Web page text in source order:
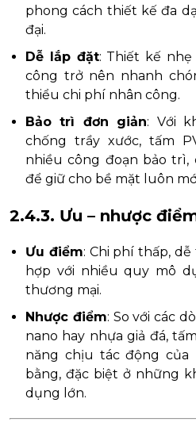
phong cách thiết kế đa
đại.
Dễ lắp đặt: Thiết kế
công trở nên nhanh
thiểu chi phí nhân công.
Bảo trì đơn giản: Với
chống trầy xước, tấm
nhiều công đoạn bảo trì,
để giữ cho bề mặt luôn
2.4.3. Ưu – nhược
Ưu điểm: Chi phí thấp,
hợp với nhiều quy mô
thương mại.
Nhược điểm: So với các
nano hay nhựa giả đá,
năng chịu tác động của
bằng, đặc biệt ở những
dụng lớn.